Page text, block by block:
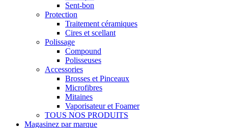
Sent-bon
Protection
Traitement céramiques
Cires et scellant
Polissage
Compound
Polisseuses
Accessories
Brosses et Pinceaux
Microfibres
Mitaines
Vaporisateur et Foamer
TOUS NOS PRODUITS
Magasinez par marque